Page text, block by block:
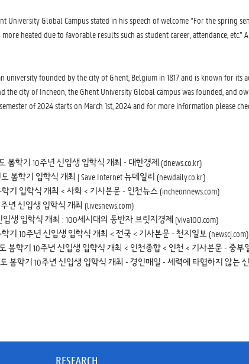
University Global Campus stated in his speech of welcome “For the
heated due to favorable results such as student career, attendance,
university founded by the city of Ghent, Belgium in 1817 and is known for
the city of Incheon, the Ghent University Global campus was founded, and
of 2024 starts on March 1st, 2024 and for more information please
봄학기 10주년 신입생 입학식 개최 - 대한경제 (dnews.co.kr)
봄학기 입학식 개최 | Save Internet 뉴데일리 (newdaily.co.kr)
기 입학식 개최 < 사회 < 기사본문 - 인천뉴스 (incheonnews.com)
년 신입생 입학식 개최 (livesnews.com)
생 입학식 개최 : 100세시대의 동반자 브릿지경제 (viva100.com)
기 10주년 신입생 입학식 개최 < 전국 < 기사본문 - 천지일보 (newscj.com)
봄학기 10주년 신입생 입학식 개최 < 인천종합 < 인천 < 기사본문 - 중부
봄학기 10주년 신입생 입학식 개최 - 경인매일 - 세력에 타협하지 않는
RESEARCH